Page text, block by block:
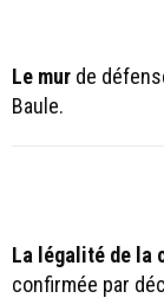
Le mur de
Baule.
La légalité de la
confirmée par